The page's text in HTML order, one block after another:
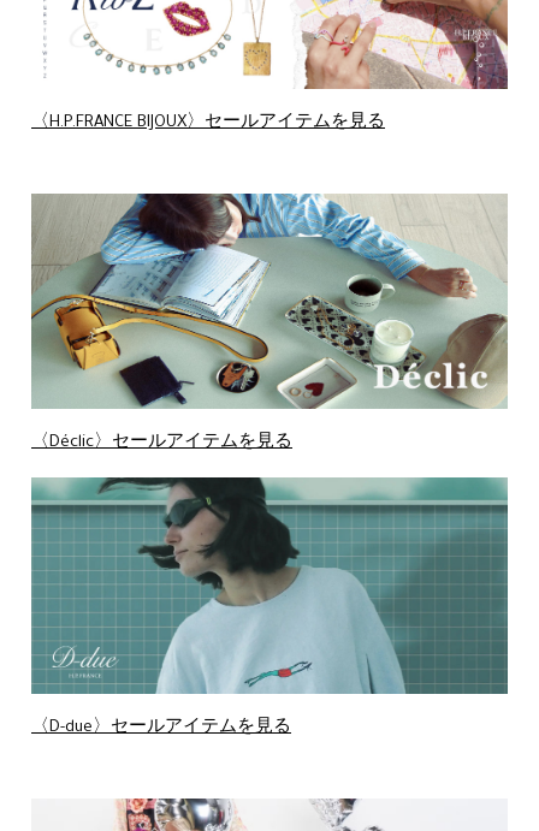
〈H.P.FRANCE BIJOUX〉セールアイテムを見る
〈Déclic〉セールアイテムを見る
〈D-due〉セールアイテムを見る